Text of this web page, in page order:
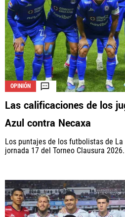
OPINIÓN
Las calificaciones de los
Azul contra Necaxa
Los puntajes de los futbolistas de
jornada 17 del Torneo Clausura 2026.